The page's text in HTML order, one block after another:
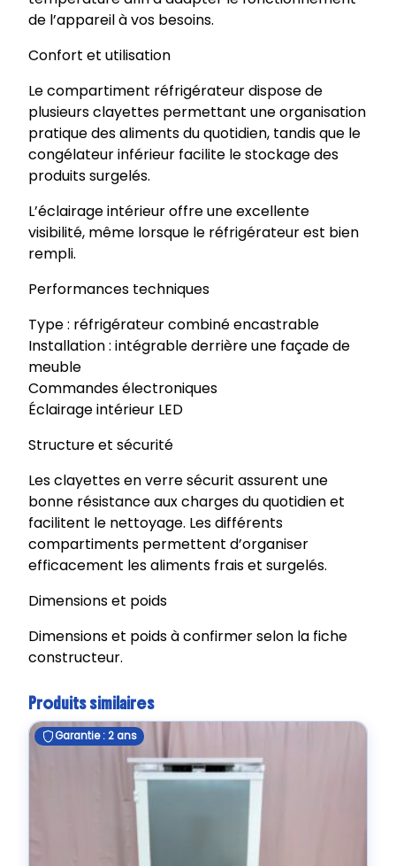
c
s
t
r
a
b
l
3
4
1
D
R
C
7
7
3
E
de l’appareil à vos besoins.
Confort et utilisation
Le compartiment réfrigérateur dispose de
plusieurs clayettes permettant une organisation
pratique des aliments du quotidien, tandis que le
congélateur inférieur facilite le stockage des
produits surgelés.
L’éclairage intérieur offre une excellente
visibilité, même lorsque le réfrigérateur est bien
rempli.
Performances techniques
Type : réfrigérateur combiné encastrable
Installation : intégrable derrière une façade de
meuble
Commandes électroniques
Éclairage intérieur LED
Structure et sécurité
Les clayettes en verre sécurit assurent une
bonne résistance aux charges du quotidien et
facilitent le nettoyage. Les différents
compartiments permettent d’organiser
efficacement les aliments frais et surgelés.
Dimensions et poids
Dimensions et poids à confirmer selon la fiche
constructeur.
Produits similaires
Garantie : 2 ans